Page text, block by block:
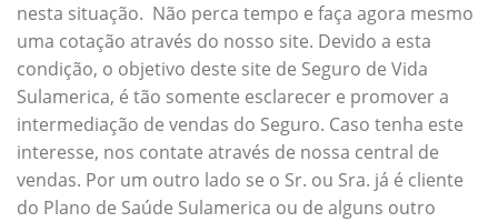
nesta situação. Não perca tempo e faça agora mesmo
uma cotação através do nosso site. Devido a esta
condição, o objetivo deste site de Seguro de Vida
Sulamerica, é tão somente esclarecer e promover a
intermediação de vendas do Seguro. Caso tenha este
interesse, nos contate através de nossa central de
vendas. Por um outro lado se o Sr. ou Sra. já é cliente
do Plano de Saúde Sulamerica ou de alguns outro